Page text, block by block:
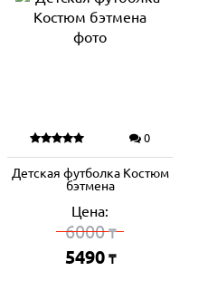
0
Детская футболка Костюм
бэтмена
Цена:
6000₸
5490 ₸